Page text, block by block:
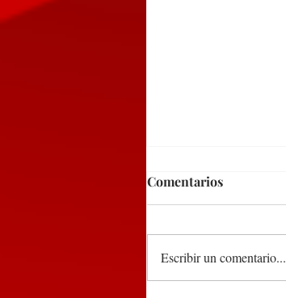
Comentarios
Escribir un comentario...